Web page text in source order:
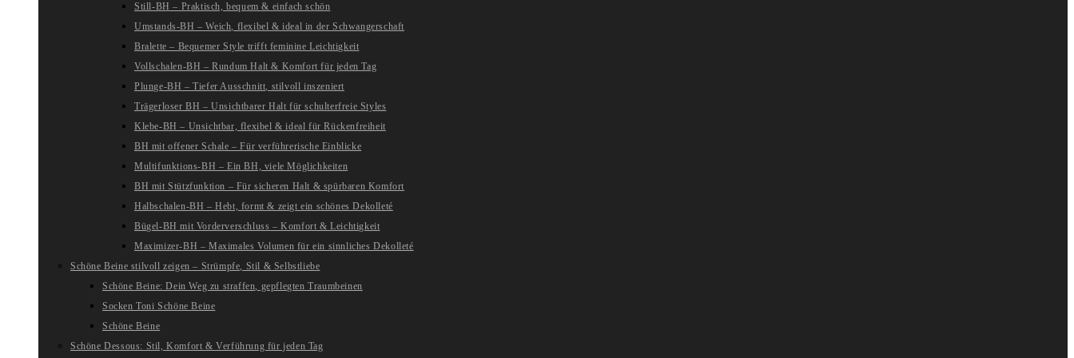
Still-BH – Praktisch, bequem & einfach schön
Umstands-BH – Weich, flexibel & ideal in der Schwangerschaft
Bralette – Bequemer Style trifft feminine Leichtigkeit
Vollschalen-BH – Rundum Halt & Komfort für jeden Tag
Plunge-BH – Tiefer Ausschnitt, stilvoll inszeniert
Trägerloser BH – Unsichtbarer Halt für schulterfreie Styles
Klebe-BH – Unsichtbar, flexibel & ideal für Rückenfreiheit
BH mit offener Schale – Für verführerische Einblicke
Multifunktions-BH – Ein BH, viele Möglichkeiten
BH mit Stützfunktion – Für sicheren Halt & spürbaren Komfort
Halbschalen-BH – Hebt, formt & zeigt ein schönes Dekolleté
Bügel-BH mit Vorderverschluss – Komfort & Leichtigkeit
Maximizer-BH – Maximales Volumen für ein sinnliches Dekolleté
Schöne Beine stilvoll zeigen – Strümpfe, Stil & Selbstliebe
Schöne Beine: Dein Weg zu straffen, gepflegten Traumbeinen
Socken Toni Schöne Beine
Schöne Beine
Schöne Dessous: Stil, Komfort & Verführung für jeden Tag